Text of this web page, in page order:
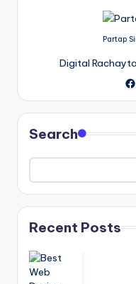
Partap
Digital
Search
Recent Posts